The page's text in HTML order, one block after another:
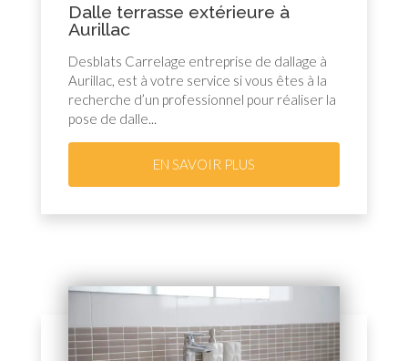
Dalle terrasse extérieure à
Aurillac
Desblats Carrelage entreprise de dallage à
Aurillac, est à votre service si vous êtes à la
recherche d’un professionnel pour réaliser la
pose de dalle...
EN SAVOIR PLUS